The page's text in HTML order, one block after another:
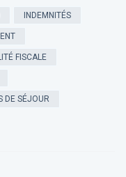
INDEMNITÉS
FISCALE
DE SÉJOUR